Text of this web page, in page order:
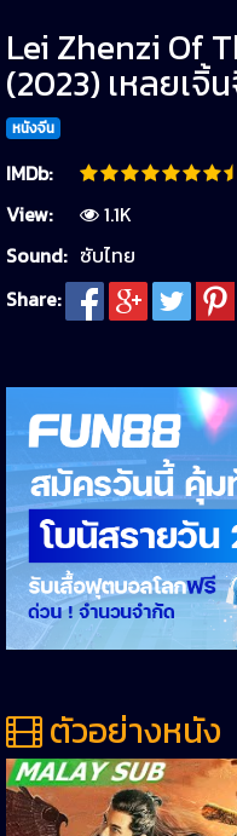
Lei Zhenzi Of
(2023) เหลยเจิ้
หนังจีน
IMDb:
View:
1.1K
Sound: ซับไทย
Share:
ตัวอย่างหนัง